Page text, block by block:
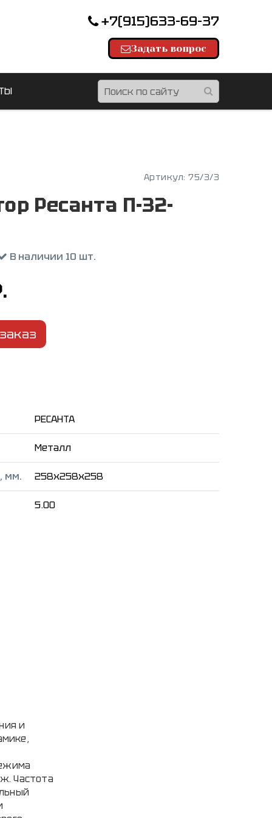
+7(915)633-69-37
Задать вопрос
Артикул: 75/3/3
Ресанта П-32-
В наличии 10 шт.
РЕСАНТА
Металл
мм. 258x258x258
5.00
и
Частота